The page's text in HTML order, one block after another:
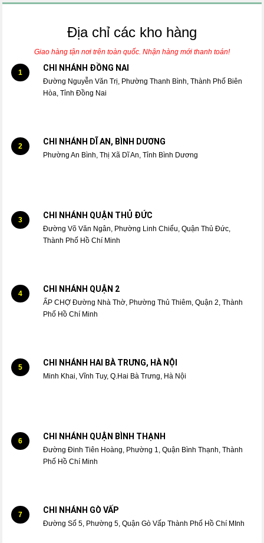
Địa chỉ các kho hàng
Giao hàng tận nơi trên toàn quốc. Nhận hàng mới thanh toán!
1 CHI NHÁNH ĐỒNG NAI
Đường Nguyễn Văn Trị, Phường Thanh Bình, Thành Phố Biên
Hòa, Tỉnh Đồng Nai
2 CHI NHÁNH DĨ AN, BÌNH DƯƠNG
Phường An Bình, Thị Xã Dĩ An, Tỉnh Bình Dương
3 CHI NHÁNH QUẬN THỦ ĐỨC
Đường Võ Văn Ngân, Phường Linh Chiểu, Quận Thủ Đức,
Thành Phố Hồ Chí Minh
4 CHI NHÁNH QUẬN 2
ẤP CHỢ Đường Nhà Thờ, Phường Thủ Thiêm, Quận 2, Thành
Phố Hồ Chí Minh
5 CHI NHÁNH HAI BÀ TRƯNG, HÀ NỘI
Minh Khai, Vĩnh Tuy, Q.Hai Bà Trưng, Hà Nội
6 CHI NHÁNH QUẬN BÌNH THẠNH
Đường Đinh Tiên Hoàng, Phường 1, Quận Bình Thạnh, Thành
Phố Hồ Chí Minh
7 CHI NHÁNH GÒ VẤP
Đường Số 5, Phường 5, Quận Gò Vấp Thành Phố Hồ Chí MInh